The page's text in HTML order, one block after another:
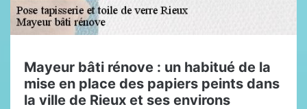
Mayeur bâti rénove : un habitué de la
mise en place des papiers peints dans
la ville de Rieux et ses environs